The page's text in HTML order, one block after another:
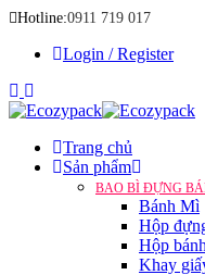
Hotline:0911 719 017
Login / Register
Trang chủ
Sản phẩm
BAO BÌ ĐỰNG
Bánh Mì
Hộp
Hộp
Khay